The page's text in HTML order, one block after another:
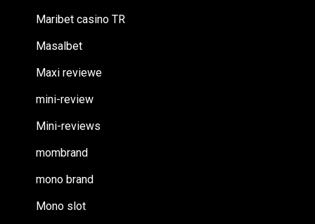
Maribet casino TR
Masalbet
Maxi reviewe
mini-review
Mini-reviews
mombrand
mono brand
Mono slot